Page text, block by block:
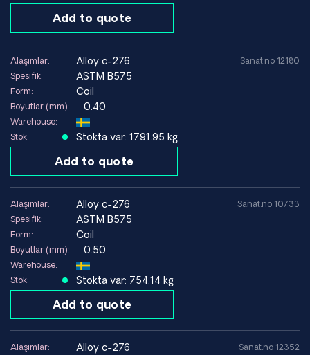
Add to quote
Alaşımlar: alloy c-276
Spesifik: ASTM B575
Form: Coil
Boyutlar (mm): 0.40
Warehouse:
Stok:
Stokta var: 1791.95 kg
Add to quote
Sanat.no 12180
Alaşımlar: alloy c-276
Spesifik: ASTM B575
Form: Coil
Boyutlar (mm): 0.50
Warehouse:
Stok:
Stokta var: 754.14 kg
Add to quote
Sanat.no 10733
Alaşımlar: alloy c-276 Sanat.no 12352